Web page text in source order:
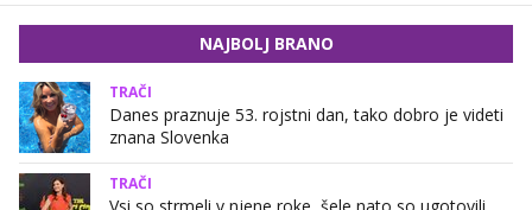
NAJBOLJ BRANO
TRAČI
Danes praznuje 53. rojstni dan, tako dobro je videti
znana Slovenka
TRAČI